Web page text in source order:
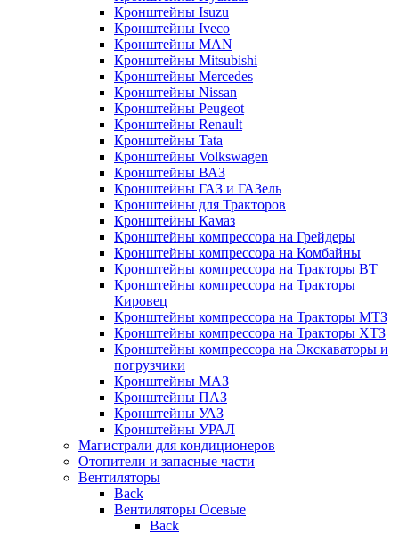
Кронштейны Isuzu
Кронштейны Iveco
Кронштейны MAN
Кронштейны Mitsubishi
Кронштейны Mеrcedes
Кронштейны Nissan
Кронштейны Peugeot
Кронштейны Renault
Кронштейны Tata
Кронштейны Volkswagen
Кронштейны ВАЗ
Кронштейны ГАЗ и ГАЗель
Кронштейны для Тракторов
Кронштейны Камаз
Кронштейны компрессора на Грейдеры
Кронштейны компрессора на Комбайны
Кронштейны компрессора на Тракторы ВТ
Кронштейны компрессора на Тракторы
Кировец
Кронштейны компрессора на Тракторы МТЗ
Кронштейны компрессора на Тракторы ХТЗ
Кронштейны компрессора на Экскаваторы и
погрузчики
Кронштейны МАЗ
Кронштейны ПАЗ
Кронштейны УАЗ
Кронштейны УРАЛ
Магистрали для кондиционеров
Отопители и запасные части
Вентиляторы
Back
Вентиляторы Осевые
Back